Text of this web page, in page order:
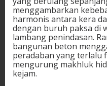
menggambarkan
harmonis antara kera
dengan buruh paksa di
lambang penindasan.
bangunan beton
peradaban yang terlalu
mengurung makhluk
kejam.